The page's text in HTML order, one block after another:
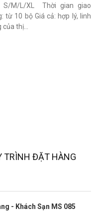
S/M/L/XL Thời gian giao
từ 10 bộ Giá cả: hợp lý, linh
của thị...
TRÌNH ĐẶT HÀNG
- Khách Sạn MS 085